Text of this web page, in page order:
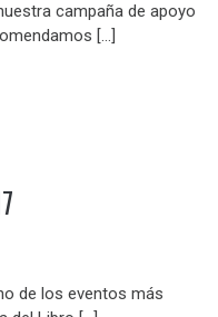
campaña de apoyo
[…]
de los eventos más